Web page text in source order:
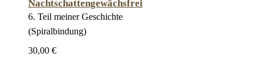
Nachtschattengewächsfrei
6. Teil meiner Geschichte
(Spiralbindung)
30,00 €